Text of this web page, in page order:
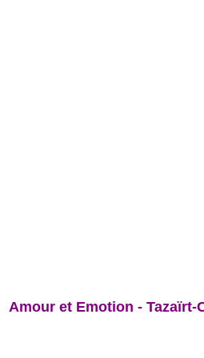
Amour et Emotion - Tazaïrt-